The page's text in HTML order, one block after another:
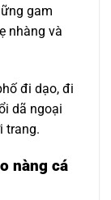
gam
nhàng và
đi dạo, đi
dã ngoại
trang.
nàng cá